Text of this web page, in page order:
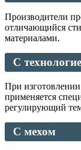
Производители
отличающийся
материалами.
С
При изготовлении
применяется
регулирующий
С мехом